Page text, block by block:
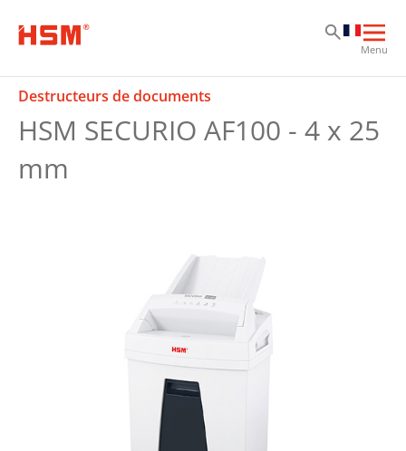
la
Menu
Destructeurs de documents
HSM SECURIO AF100 - 4 x 25
mm